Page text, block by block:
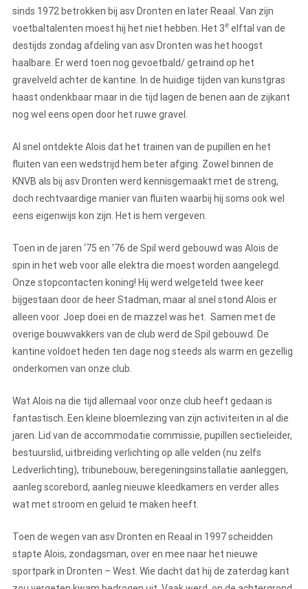
sinds 1972 betrokken bij asv Dronten en later Reaal. Van zijn
voetbaltalenten moest hij het niet hebben. Het 3e elftal van de
destijds zondag afdeling van asv Dronten was het hoogst
haalbare. Er werd toen nog gevoetbald/ getraind op het
gravelveld achter de kantine. In de huidige tijden van kunstgras
haast ondenkbaar maar in die tijd lagen de benen aan de zijkant
nog wel eens open door het ruwe gravel.
Al snel ontdekte Alois dat het trainen van de pupillen en het
fluiten van een wedstrijd hem beter afging. Zowel binnen de
KNVB als bij asv Dronten werd kennisgemaakt met de streng,
doch rechtvaardige manier van fluiten waarbij hij soms ook wel
eens eigenwijs kon zijn. Het is hem vergeven.
Toen in de jaren ‘75 en ’76 de Spil werd gebouwd was Alois de
spin in het web voor alle elektra die moest worden aangelegd.
Onze stopcontacten koning! Hij werd welgeteld twee keer
bijgestaan door de heer Stadman, maar al snel stond Alois er
alleen voor. Joep doei en de mazzel was het. Samen met de
overige bouwvakkers van de club werd de Spil gebouwd. De
kantine voldoet heden ten dage nog steeds als warm en gezellig
onderkomen van onze club.
Wat Alois na die tijd allemaal voor onze club heeft gedaan is
fantastisch. Een kleine bloemlezing van zijn activiteiten in al die
jaren. Lid van de accommodatie commissie, pupillen sectieleider,
bestuurslid, uitbreiding verlichting op alle velden (nu zelfs
Ledverlichting), tribunebouw, beregeningsinstallatie aanleggen,
aanleg scorebord, aanleg nieuwe kleedkamers en verder alles
wat met stroom en geluid te maken heeft.
Toen de wegen van asv Dronten en Reaal in 1997 scheidden
stapte Alois, zondagsman, over en mee naar het nieuwe
sportpark in Dronten – West. Wie dacht dat hij de zaterdag kant